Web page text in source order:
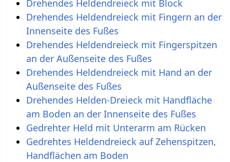
Drehendes Heldendreieck mit Block
Drehendes Heldendreieck mit Fingern an der
Innenseite des Fußes
Drehendes Heldendreieck mit Fingerspitzen
an der Außenseite des Fußes
Drehendes Heldendreieck mit Hand an der
Außenseite des Fußes
Drehendes Helden-Dreieck mit Handfläche
am Boden an der Innenseite des Fußes
Gedrehter Held mit Unterarm am Rücken
Gedrehtes Heldendreieck auf Zehenspitzen,
Handflächen am Boden